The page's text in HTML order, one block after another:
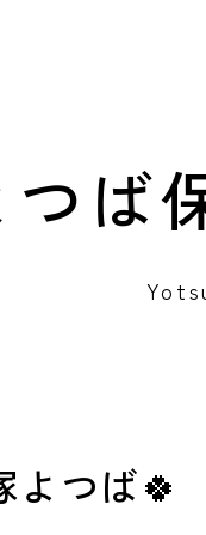
ば
よつば🍀